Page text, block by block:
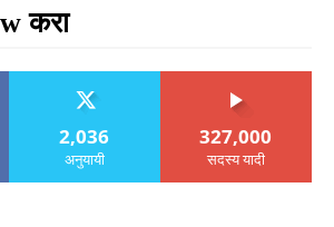
करा
2,036
अनुयायी
327,000
सदस्य यादी